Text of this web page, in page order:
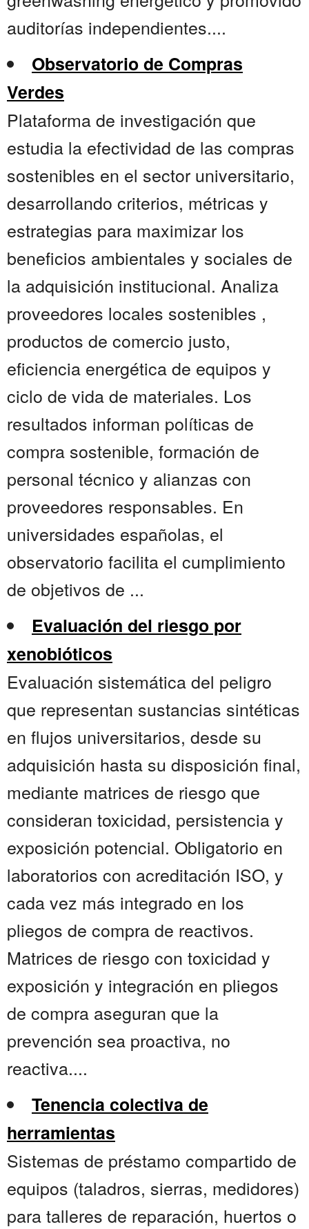
auditorías independientes....
Observatorio de Compras
Verdes
Plataforma de investigación que
estudia la efectividad de las compras
sostenibles en el sector universitario,
desarrollando criterios, métricas y
estrategias para maximizar los
beneficios ambientales y sociales de
la adquisición institucional. Analiza
proveedores locales sostenibles ,
productos de comercio justo,
eficiencia energética de equipos y
ciclo de vida de materiales. Los
resultados informan políticas de
compra sostenible, formación de
personal técnico y alianzas con
proveedores responsables. En
universidades españolas, el
observatorio facilita el cumplimiento
de objetivos de ...
Evaluación del riesgo por
xenobióticos
Evaluación sistemática del peligro
que representan sustancias sintéticas
en flujos universitarios, desde su
adquisición hasta su disposición final,
mediante matrices de riesgo que
consideran toxicidad, persistencia y
exposición potencial. Obligatorio en
laboratorios con acreditación ISO, y
cada vez más integrado en los
pliegos de compra de reactivos.
Matrices de riesgo con toxicidad y
exposición y integración en pliegos
de compra aseguran que la
prevención sea proactiva, no
reactiva....
Tenencia colectiva de
herramientas
Sistemas de préstamo compartido de
equipos (taladros, sierras, medidores)
para talleres de reparación, huertos o